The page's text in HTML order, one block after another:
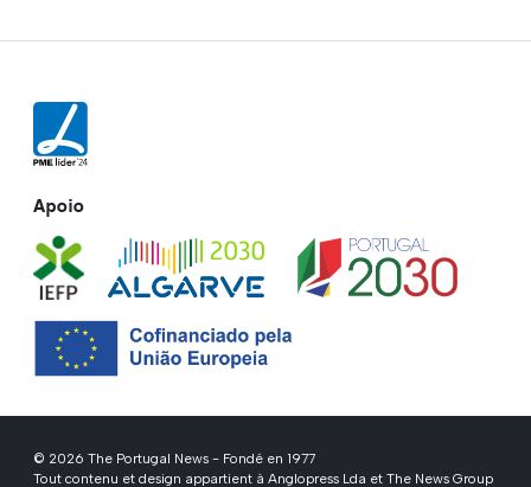
Apoio
© 2026 The Portugal News - Fondé en 1977
Tout contenu et design appartient à Anglopress Lda et The News Group